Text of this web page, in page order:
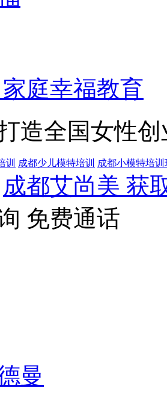
庭幸福教育
造全国女性
训 成都少儿模特培训 成都小模特培训
成都艾尚美 获
免费通话
曼